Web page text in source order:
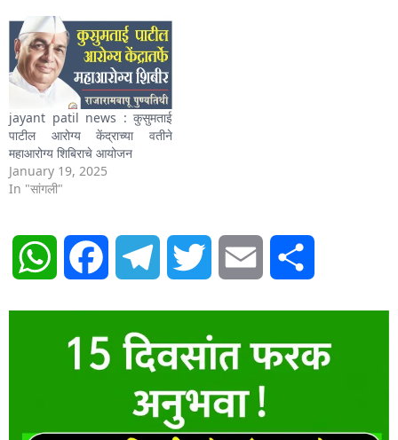
jayant patil news : कुसुमताई
पाटील आरोग्य केंद्राच्या वतीने
महाआरोग्य शिबिराचे आयोजन
January 19, 2025
In "सांगली"
WhatsAppFacebook Telegram Twitter Email